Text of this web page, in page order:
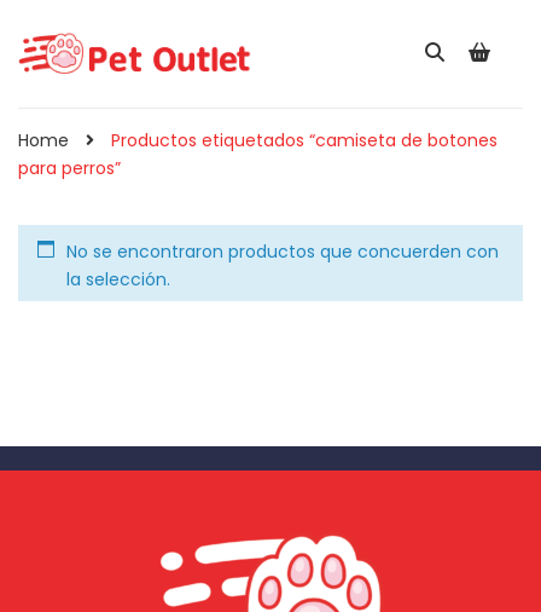
Home
Productos etiquetados “camiseta de botones
para perros”
No se encontraron productos que concuerden con
la selección.